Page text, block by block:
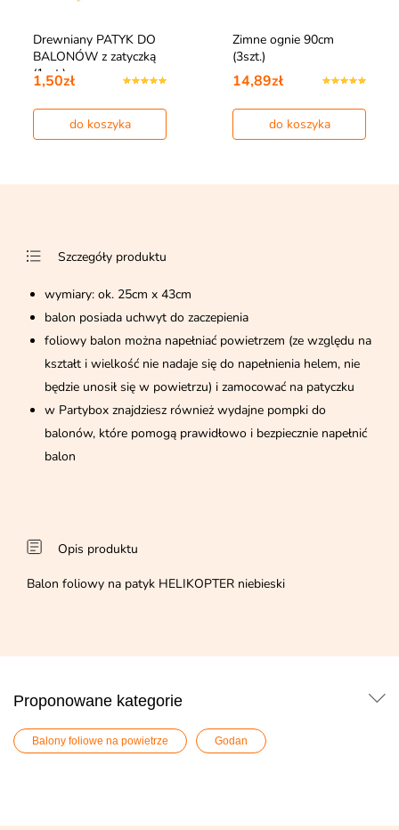
Drewniany PATYK DO
BALONÓW z zatyczką
(1szt.)
1,50zł
do koszyka
Zimne ognie 90cm
(3szt.)
14,89zł
do koszyka
Szczegóły produktu
wymiary: ok. 25cm x 43cm
balon posiada uchwyt do zaczepienia
foliowy balon można napełniać powietrzem (ze względu na
kształt i wielkość nie nadaje się do napełnienia helem, nie
będzie unosił się w powietrzu) i zamocować na patyczku
w Partybox znajdziesz również wydajne pompki do
balonów, które pomogą prawidłowo i bezpiecznie napełnić
balon
Opis produktu
Balon foliowy na patyk HELIKOPTER niebieski
Proponowane kategorie
Balony foliowe na powietrze Godan